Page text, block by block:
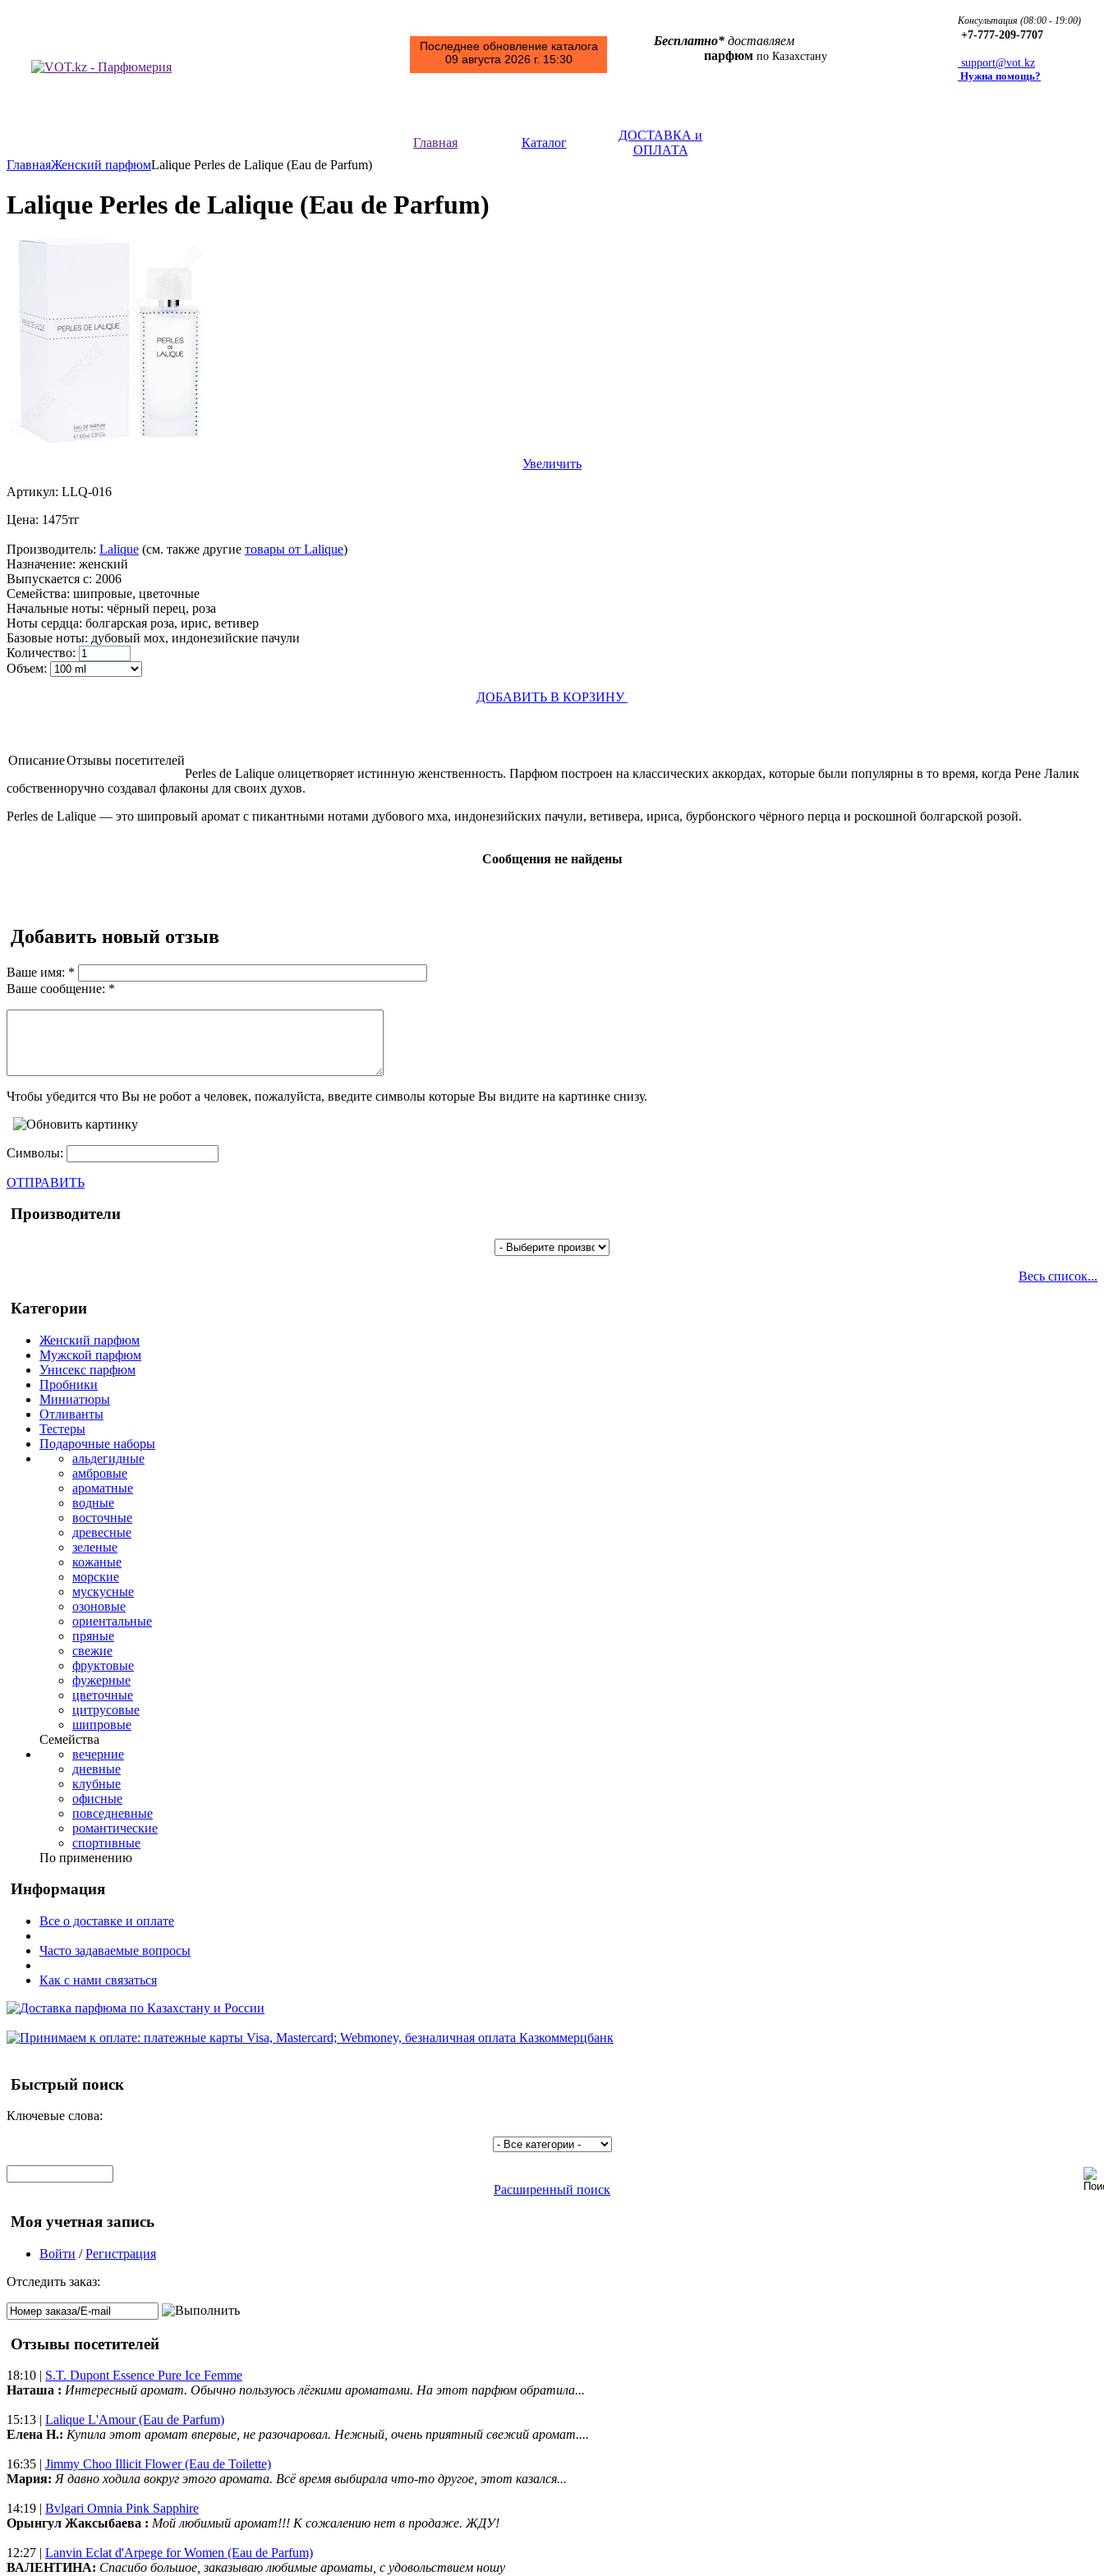
Последнее обновление каталога
09 августа 2026 г. 15:30
Бесплатно* доставляем
парфюм по Казахстану
Консультация (08:00 - 19:00)
+7-777-209-7707
support@vot.kz
Нужна помощь?
Главная Каталог
ДОСТАВКА и
ОПЛАТА
ГлавнаяЖенский парфюмLalique Perles de Lalique (Eau de Parfum)
Lalique Perles de Lalique (Eau de Parfum)
Увеличить
Артикул: LLQ-016
Цена: 1475тг
Производитель: Lalique (см. также другие товары от Lalique)
Назначение: женский
Выпускается с: 2006
Семейства: шипровые, цветочные
Начальные ноты: чёрный перец, роза
Ноты сердца: болгарская роза, ирис, ветивер
Базовые ноты: дубовый мох, индонезийские пачули
Количество:
Объем:
ДОБАВИТЬ В КОРЗИНУ
ОписаниеОтзывы посетителей
Perles de Lalique олицетворяет истинную женственность. Парфюм построен на классических аккордах, которые были популярны в то время, когда Рене Лалик
собственноручно создавал флаконы для своих духов.
Perles de Lalique — это шипровый аромат с пикантными нотами дубового мха, индонезийских пачули, ветивера, ириса, бурбонского чёрного перца и роскошной болгарской розой.
Сообщения не найдены
Добавить новый отзыв
Ваше имя: *
Ваше сообщение: *
Чтобы убедится что Вы не робот а человек, пожалуйста, введите символы которые Вы видите на картинке снизу.
Символы:
ОТПРАВИТЬ
Производители
Весь список...
Категории
Женский парфюм
Мужской парфюм
Унисекс парфюм
Пробники
Миниатюры
Отливанты
Тестеры
Подарочные наборы
альдегидные
амбровые
ароматные
водные
восточные
древесные
зеленые
кожаные
морские
мускусные
озоновые
ориентальные
пряные
свежие
фруктовые
фужерные
цветочные
цитрусовые
шипровые
Семейства
вечерние
дневные
клубные
офисные
повседневные
романтические
спортивные
По применению
Информация
Все о доставке и оплате
Часто задаваемые вопросы
Как с нами связаться
Быстрый поиск
Ключевые слова:
Расширенный поиск
Моя учетная запись
Войти /Регистрация
Отследить заказ:
Отзывы посетителей
18:10 | S.T. Dupont Essence Pure Ice Femme
Наташа : Интересный аромат. Обычно пользуюсь лёгкими ароматами. На этот парфюм обратила...
15:13 | Lalique L'Amour (Eau de Parfum)
Елена Н.: Купила этот аромат впервые, не разочаровал. Нежный, очень приятный свежий аромат....
16:35 | Jimmy Choo Illicit Flower (Eau de Toilette)
Мария: Я давно ходила вокруг этого аромата. Всё время выбирала что-то другое, этот казался...
14:19 | Bvlgari Omnia Pink Sapphire
Орынгул Жаксыбаева : Мой любимый аромат!!! К сожалению нет в продаже. ЖДУ!
12:27 | Lanvin Eclat d'Arpege for Women (Eau de Parfum)
ВАЛЕНТИНА: Спасибо большое, заказываю любимые ароматы, с удовольствием ношу